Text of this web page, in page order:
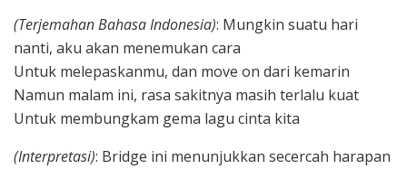
(Terjemahan Bahasa Indonesia): Mungkin suatu hari
nanti, aku akan menemukan cara
Untuk melepaskanmu, dan move on dari kemarin
Namun malam ini, rasa sakitnya masih terlalu kuat
Untuk membungkam gema lagu cinta kita
(Interpretasi): Bridge ini menunjukkan secercah harapan